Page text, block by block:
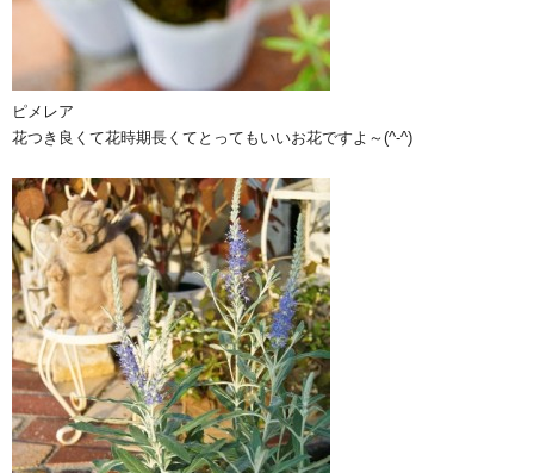
ピメレア
花つき良くて花時期長くてとってもいいお花ですよ～(^-^)